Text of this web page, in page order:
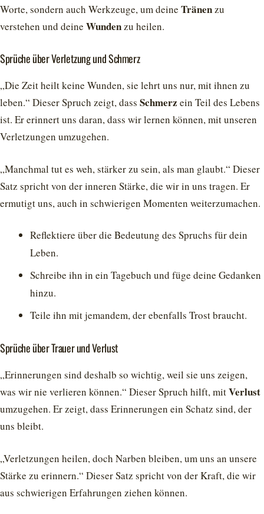
Worte, sondern auch Werkzeuge, um deine Tränenzu
verstehen und deine Wundenzu heilen.
Sprüche über Verletzung und Schmerz
„Die Zeit heilt keine Wunden, sie lehrt uns nur, mit ihnen zu
leben.“ Dieser Spruch zeigt, dass Schmerz ein Teil des Lebens
ist. Er erinnert uns daran, dass wir lernen können, mit unseren
Verletzungen umzugehen.
„Manchmal tut es weh, stärker zu sein, als man glaubt.“ Dieser
Satz spricht von der inneren Stärke, die wir in uns tragen. Er
ermutigt uns, auch in schwierigen Momenten weiterzumachen.
Reflektiere über die Bedeutung des Spruchs für dein
Leben.
Schreibe ihn in ein Tagebuch und füge deine Gedanken
hinzu.
Teile ihn mit jemandem, der ebenfalls Trost braucht.
Sprüche über Trauer und Verlust
„Erinnerungen sind deshalb so wichtig, weil sie uns zeigen,
was wir nie verlieren können.“ Dieser Spruch hilft, mitVerlust
umzugehen. Er zeigt, dass Erinnerungen ein Schatz sind, der
uns bleibt.
„Verletzungen heilen, doch Narben bleiben, um uns an unsere
Stärke zu erinnern.“ Dieser Satz spricht von der Kraft, die wir
aus schwierigen Erfahrungen ziehen können.